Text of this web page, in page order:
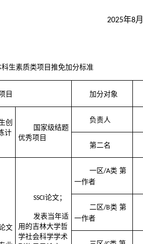
2025年8月
生素质类项目推免加分标准
目 加分对象
创
计
国家级结题
优秀项目
负责人
第二名
文
SSCI论文；
发表当年适
用的吉林大学哲
学社会科学学术
一区/A类 第
一作者
二区/B类 第
一作者